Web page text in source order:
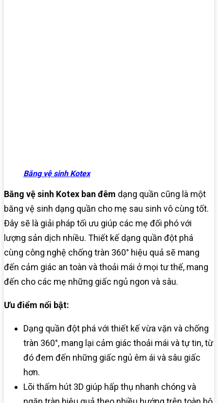
Băng vệ sinh Kotex
Băng vệ sinh Kotex ban đêm dạng quần cũng là một
băng vệ sinh dạng quần cho mẹ sau sinh vô cùng tốt.
Đây sẽ là giải pháp tối ưu giúp các mẹ đối phó với
lượng sản dịch nhiều. Thiết kế dạng quần đột phá
cùng công nghệ chống tràn 360° hiệu quả sẽ mang
đến cảm giác an toàn và thoải mái ở mọi tư thế, mang
đến cho các mẹ những giấc ngủ ngon và sâu.
Ưu điểm nổi bật:
Dạng quần đột phá với thiết kế vừa vặn và chống
tràn 360°, mang lại cảm giác thoải mái và tự tin, từ
đó đem đến những giấc ngủ êm ái và sâu giấc
hơn.
Lõi thấm hút 3D giúp hấp thụ nhanh chóng và